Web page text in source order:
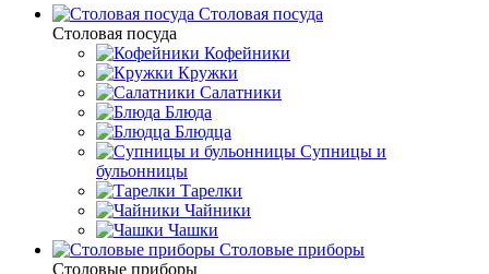
Столовая посуда
Столовая посуда
Кофейники
Кружки
Салатники
Блюда
Блюдца
Супницы и
бульонницы
Тарелки
Чайники
Чашки
Cтоловые приборы
Cтоловые приборы